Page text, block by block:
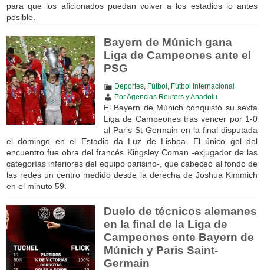
para que los aficionados puedan volver a los estadios lo antes
posible.
Bayern de Múnich gana
Liga de Campeones ante el
PSG
Deportes, Fútbol
Fútbol Internacional
Por Agencias Reuters y Anadolu
El Bayern de Múnich conquistó su sexta
Liga de Campeones tras vencer por 1-0
al Paris St Germain en la final disputada
el domingo en el Estadio da Luz de Lisboa. El único gol del
encuentro fue obra del francés Kingsley Coman -exjugador de las
categorías inferiores del equipo parisino-, que cabeceó al fondo de
las redes un centro medido desde la derecha de Joshua Kimmich
en el minuto 59.
Duelo de técnicos alemanes
en la final de la Liga de
Campeones ente Bayern de
Múnich y Paris Saint-
Germain